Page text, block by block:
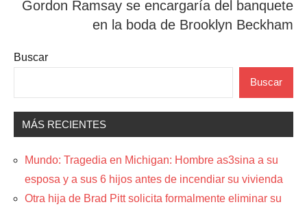
Gordon Ramsay se encargaría del banquete
en la boda de Brooklyn Beckham
Buscar
Buscar
MÁS RECIENTES
Mundo: Tragedia en Michigan: Hombre as3sina a su
esposa y a sus 6 hijos antes de incendiar su vivienda
Otra hija de Brad Pitt solicita formalmente eliminar su